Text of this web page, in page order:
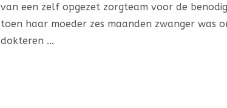
van een zelf opgezet zorgteam voor de
toen haar moeder zes maanden zwanger was
dokteren …